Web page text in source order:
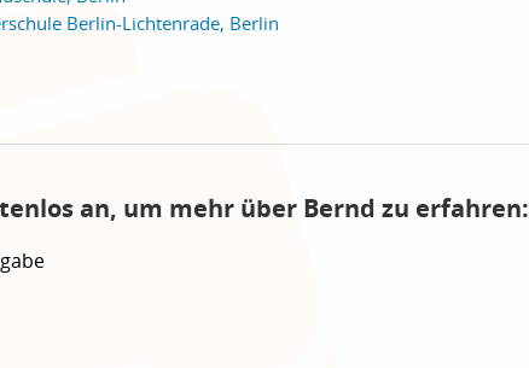
Berlin-Lichtenrade, Berlin
an, um mehr über Bernd zu erfahren: